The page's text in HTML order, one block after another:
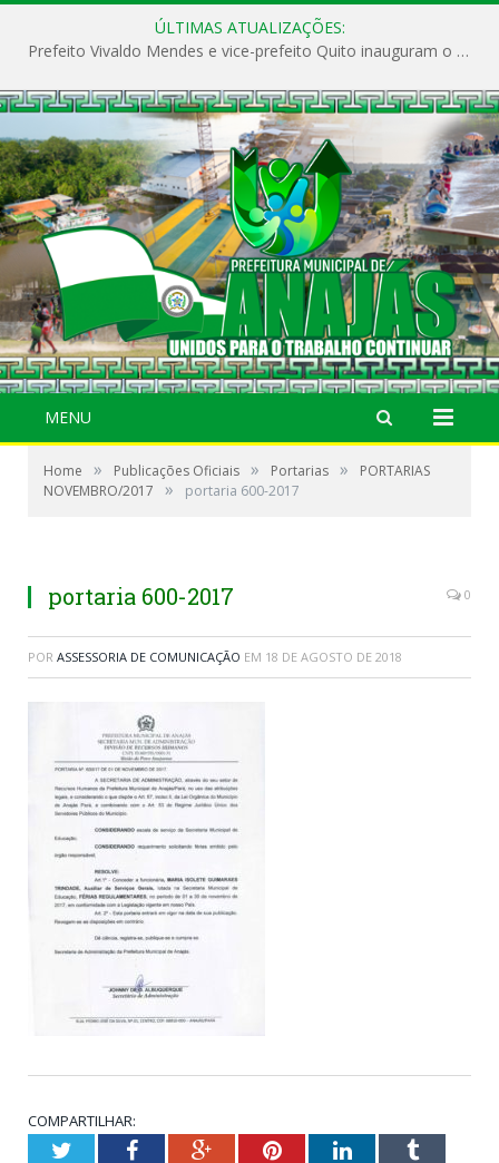
ÚLTIMAS ATUALIZAÇÕES:
Prefeito Vivaldo Mendes e vice-prefeito Quito inauguram o CAPS e fortalecem a saúde pública em Anajás.
MENU
Home » Publicações Oficiais » Portarias »
PORTARIAS
NOVEMBRO/2017
» portaria 600-2017
portaria 600-2017 0
POR ASSESSORIA DE COMUNICAÇÃO EM 18 DE AGOSTO DE 2018
COMPARTILHAR:
TwitterFacebookGoogle+PinterestLinkedInTumblr